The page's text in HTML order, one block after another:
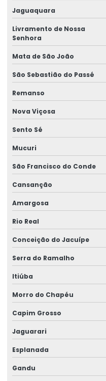
Licença ambiental
Licença ambiental valor
Licença de funcionamento
Licença de instalação
Licença de instalação
Licença de operação
Licença de operação
Licença de operação lo
Licença de operação de
Licença de outorga de água
Licença prévia
Licença de supressão vegetal
Licenciamento ambiental
Licenciamento ambiental de
Licenciamento ambiental
Licenciamento ambiental
Licenciamento ambiental
Jaguaquara
Livramento de Nossa
Senhora
Mata de São João
São Sebastião do Passé
Remanso
Nova Viçosa
Sento Sé
Mucuri
São Francisco do Conde
Cansanção
Amargosa
Rio Real
Conceição do Jacuípe
Serra do Ramalho
Itiúba
Morro do Chapéu
Capim Grosso
Jaguarari
Esplanada
Gandu